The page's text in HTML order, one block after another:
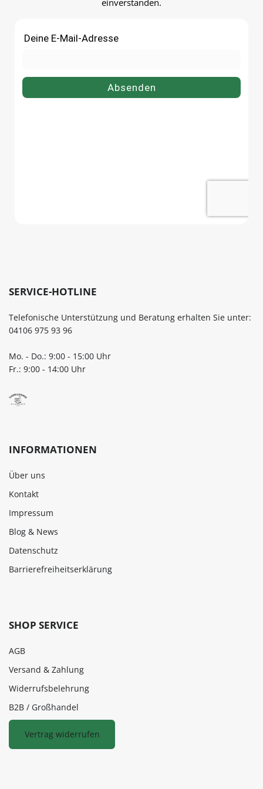
bestellenBestelle deinen
dosen.de.
Einmachglas 125 ml
einverstanden.
SERVICE-HOTLINE
Telefonische Unterstützung und Beratung erhalten Sie unter:
04106 975 93 96
Mo. - Do.: 9:00 - 15:00 Uhr
Fr.: 9:00 - 14:00 Uhr
INFORMATIONEN
Über uns
Kontakt
Impressum
Blog & News
Datenschutz
Barrierefreiheitserklärung
SHOP SERVICE
AGB
Versand & Zahlung
Widerrufsbelehrung
B2B / Großhandel
Vertrag widerrufen